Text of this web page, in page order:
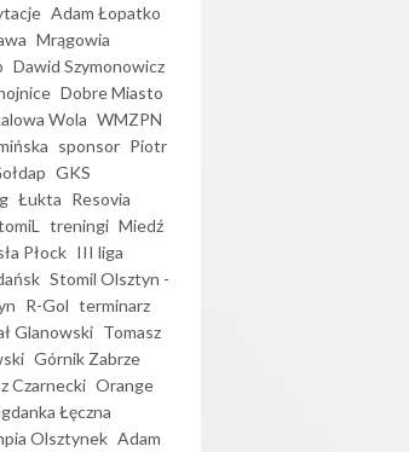
Adam Łopatko
Mrągowia
Dawid Szymonowicz
Dobre Miasto
Wola WMZPN
sponsor Piotr
GKS
Łukta Resovia
treningi Miedź
Płock III liga
Stomil Olsztyn -
R-Gol terminarz
Glanowski Tomasz
Górnik Zabrze
Czarnecki Orange
Łęczna
Olsztynek Adam